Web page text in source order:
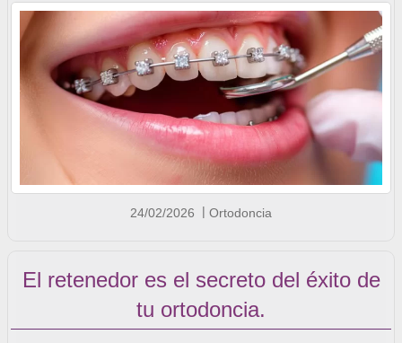
24/02/2026 Ortodoncia
El retenedor es el secreto del éxito de
tu ortodoncia.